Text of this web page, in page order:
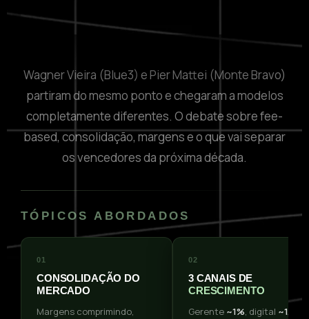
Wagner Vieira (Blue3) e Pier Mattei (Monte Bravo)
partiram do mesmo ponto e chegaram a modelos
completamente diferentes. O debate sobre fee-
based, consolidação, margens e o que vai separar
os vencedores da próxima década.
TÓPICOS ABORDADOS
01
CONSOLIDAÇÃO DO
MERCADO
Margens comprimindo,
02
3 CANAIS DE
CRESCIMENTO
Gerente ~1%, digital ~1,5%